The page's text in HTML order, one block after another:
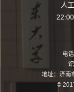
至周日8:00-
园校区图书馆
人
电
地址：济南
©